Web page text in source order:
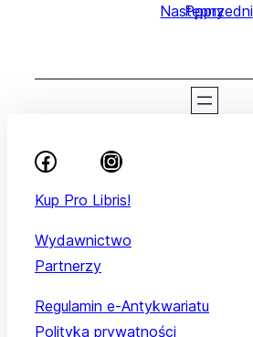
Poprzedni
Następny
Kup Pro Libris!
Wydawnictwo
Partnerzy
Regulamin e-Antykwariatu
Polityka prywatności